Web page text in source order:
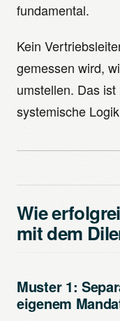
fundamental.
Kein
gemessen wird,
umstellen. Das
systemische
Wie
mit dem
Muster 1:
eigenem